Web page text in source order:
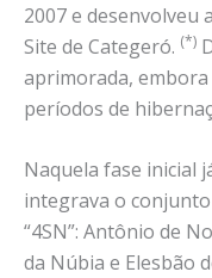
2007 e desenvolveu
Site de Categeró. (*)
aprimorada,
períodos de
Naquela fase inicial
integrava o
“4SN”: Antônio de
da Núbia e Elesbão